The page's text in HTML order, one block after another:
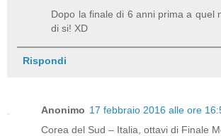
Dopo la finale di 6 anni prima a quel
di si! XD
Rispondi
Anonimo 17 febbraio 2016 alle ore
Corea del Sud – Italia, ottavi di Finale